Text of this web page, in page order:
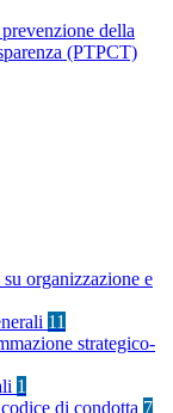
della
(PTPCT)
organizzazione e
11
strategico-
1
di condotta 7